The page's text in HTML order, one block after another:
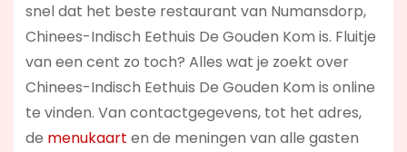
snel dat het beste restaurant van Numansdorp,
Chinees-Indisch Eethuis De Gouden Kom is. Fluitje
van een cent zo toch? Alles wat je zoekt over
Chinees-Indisch Eethuis De Gouden Kom is online
te vinden. Van contactgegevens, tot het adres,
de menukaart en de meningen van alle gasten